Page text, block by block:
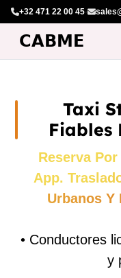
+32 471 22 00 45·
Taxi
Fiables
Reserva
App.
Urbanos Y
• Conductores
y